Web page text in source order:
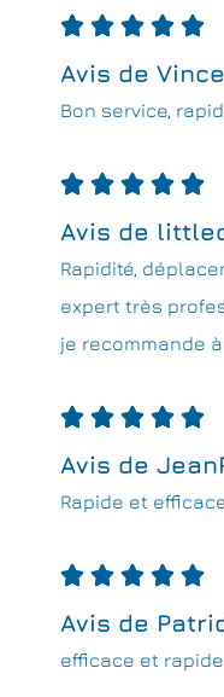
    
Avis de
Bon service,
    
Avis de
Rapidité,
expert très
je recommande à
    
Avis de
Rapide et
    
Avis de
efficace et